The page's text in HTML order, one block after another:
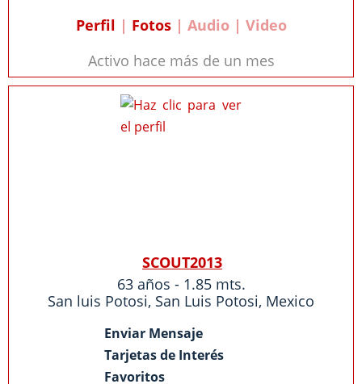
Perfil | Fotos| Audio | Video
Activo hace más de un mes
SCOUT2013
63 años - 1.85 mts.
San luis Potosi, San Luis Potosi, Mexico
Enviar Mensaje
Tarjetas de Interés
Favoritos